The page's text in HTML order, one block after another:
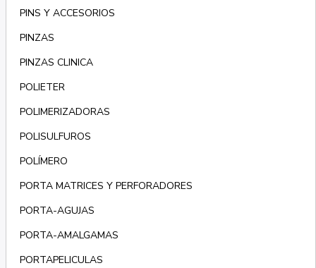
PINS Y ACCESORIOS
PINZAS
PINZAS CLINICA
POLIETER
POLIMERIZADORAS
POLISULFUROS
POLÍMERO
PORTA MATRICES Y PERFORADORES
PORTA-AGUJAS
PORTA-AMALGAMAS
PORTAPELICULAS